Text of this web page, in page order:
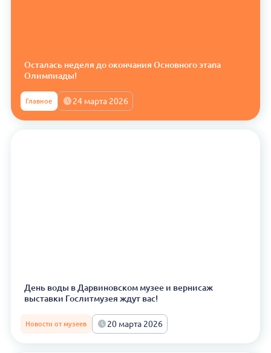
Осталась неделя до окончания Основного этапа
Олимпиады!
Главное 24 марта 2026
День воды в Дарвиновском музее и вернисаж
выставки Гослитмузея ждут вас!
Новости от музеев 20 марта 2026